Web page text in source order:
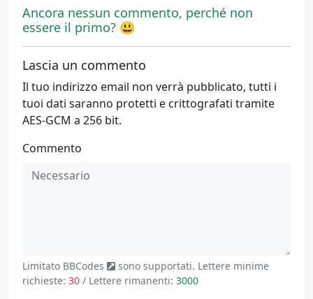
Ancora nessun commento, perché non
essere il primo? 😃
Lascia un commento
Il tuo indirizzo email non verrà pubblicato, tutti i
tuoi dati saranno protetti e crittografati tramite
AES-GCM a 256 bit.
Commento
Limitato BBCodes
sono supportati. Lettere minime
richieste: 30 / Lettere rimanenti: 3000